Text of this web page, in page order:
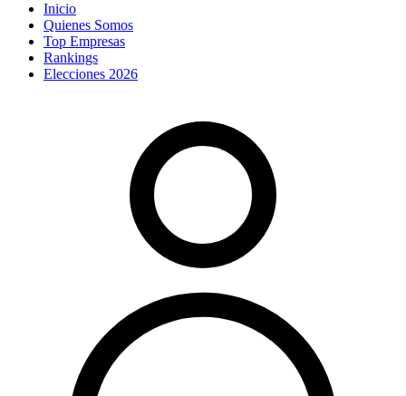
Inicio
Quienes Somos
Top Empresas
Rankings
Elecciones 2026